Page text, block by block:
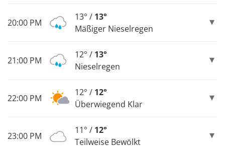
20:00 PM
13° / 13°
Mäßiger Nieselregen
21:00 PM
12° / 13°
Nieselregen
22:00 PM
12° / 12°
Überwiegend Klar
23:00 PM
11° / 12°
Teilweise Bewölkt